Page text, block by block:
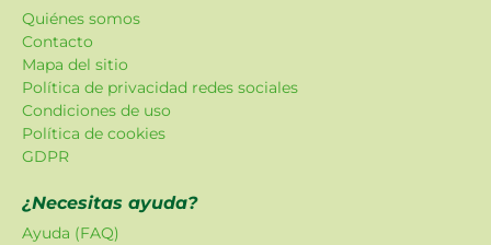
Quiénes somos
Contacto
Mapa del sitio
Política de privacidad redes sociales
Condiciones de uso
Política de cookies
GDPR
¿Necesitas ayuda?
Ayuda (FAQ)